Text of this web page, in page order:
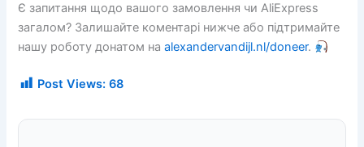
Є запитання щодо вашого замовлення чи AliExpress
загалом? Залишайте коментарі нижче або підтримайте
нашу роботу донатом наalexandervandijl.nl/doneer.
Post Views: 68